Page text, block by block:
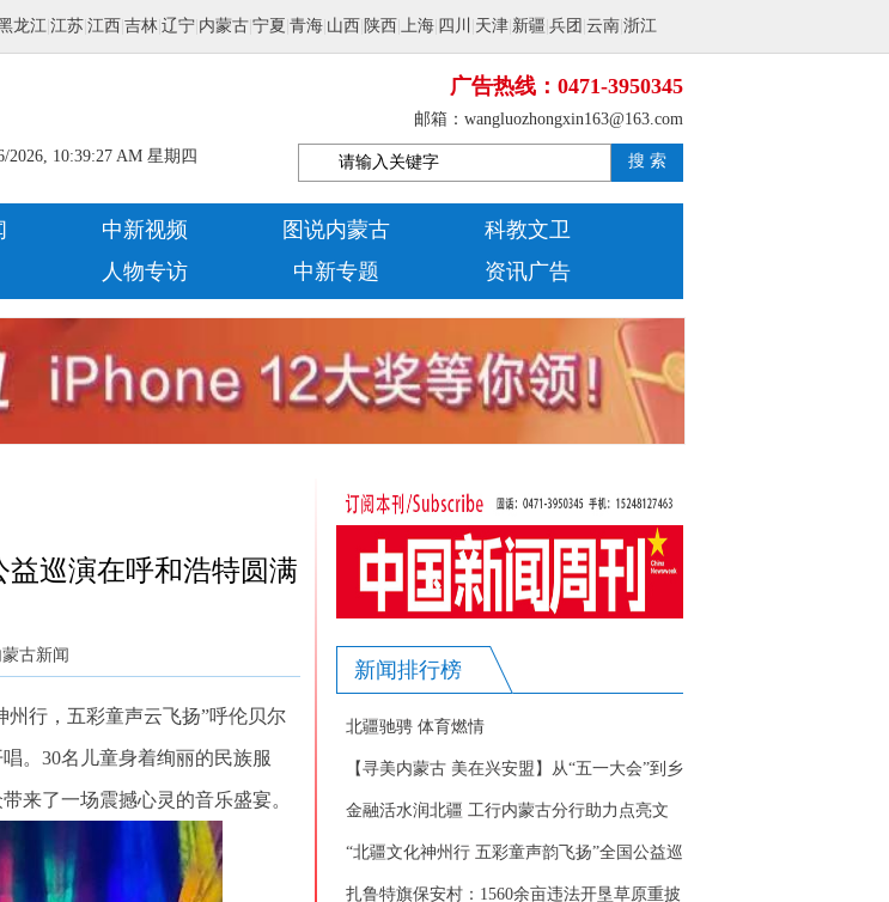
龙江 江苏 江西 吉林 辽宁 内蒙古 宁夏 青海 山西 陕西 上海 四川 天津 新疆 兵团 云南 浙江
2026, 10:39:28 AM 星期四
广告热线：0471-3950345
邮箱：wangluozhongxin163@163.com
搜 索
中新视频 图说内蒙古
科教文卫
人物专访 中新专题 资讯广告
益巡演在呼和浩特圆满
古新闻
行，五彩童声云飞扬”呼伦贝尔
。30名儿童身着绚丽的民族服
来了一场震撼心灵的音乐盛宴。
新闻排行榜
北疆驰骋 体育燃情
【寻美内蒙古 美在兴安盟】从“五一大会”到乡
村振兴：乌兰浩特的红色基因里藏着民族团结
的密码
金融活水润北疆 工行内蒙古分行助力点亮文
旅发展新图景
“北疆文化神州行 五彩童声韵飞扬”全国公益巡
演在呼和浩特圆满落幕
扎鲁特旗保安村：1560余亩违法开垦草原重披